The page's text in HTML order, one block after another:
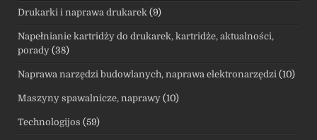
Drukarki i naprawa drukarek (9)
Napełnianie kartridży do drukarek, kartridże, aktualności,
porady (38)
Naprawa narzędzi budowlanych, naprawa elektronarzędzi (10)
Maszyny spawalnicze, naprawy (10)
Technologijos (59)